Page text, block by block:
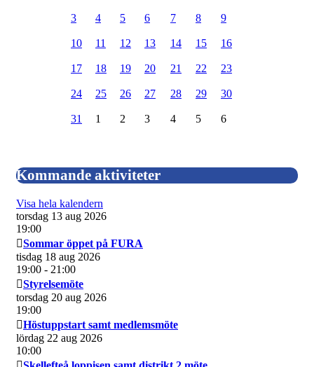
3 4 5 6 7 8 9
10 11 12 13 14 15 16
17 18 19 20 21 22 23
24 25 26 27 28 29 30
31 1 2 3 4 5 6
Kommande aktiviteter
Visa hela kalendern
torsdag 13 aug 2026
19:00
Sommar öppet på FURA
tisdag 18 aug 2026
19:00 - 21:00
Styrelsemöte
torsdag 20 aug 2026
19:00
Höstuppstart samt medlemsmöte
lördag 22 aug 2026
10:00